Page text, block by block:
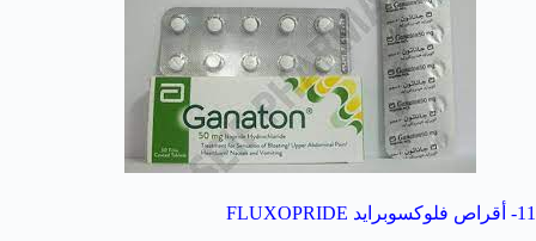
11- أقراص فلوكسوبرايد FLUXOPRIDE